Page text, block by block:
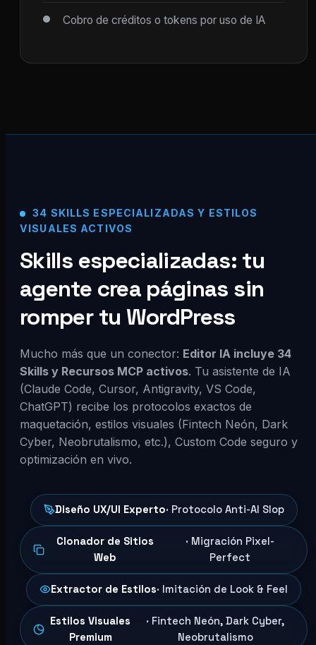
Cobro de créditos o tokens por uso de IA
34 SKILLS ESPECIALIZADAS Y ESTILOS
VISUALES ACTIVOS
Skills especializadas: tu
agente crea páginas sin
romper tu WordPress
Mucho más que un conector: Editor IA incluye 34
Skills y Recursos MCP activos. Tu asistente de IA
(Claude Code, Cursor, Antigravity, VS Code,
ChatGPT) recibe los protocolos exactos de
maquetación, estilos visuales (Fintech Neón, Dark
Cyber, Neobrutalismo, etc.), Custom Code seguro y
optimización en vivo.
Diseño UX/UI Experto· Protocolo Anti-AI Slop
Clonador de Sitios
Web
· Migración Pixel-
Perfect
Extractor de Estilos· Imitación de Look & Feel
Estilos Visuales
Premium
· Fintech Neón, Dark Cyber,
Neobrutalismo